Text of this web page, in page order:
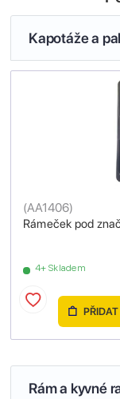
Kapotáže a
Rámeček pod
(AA1406)
4+ Skladem
Rám a kyvné